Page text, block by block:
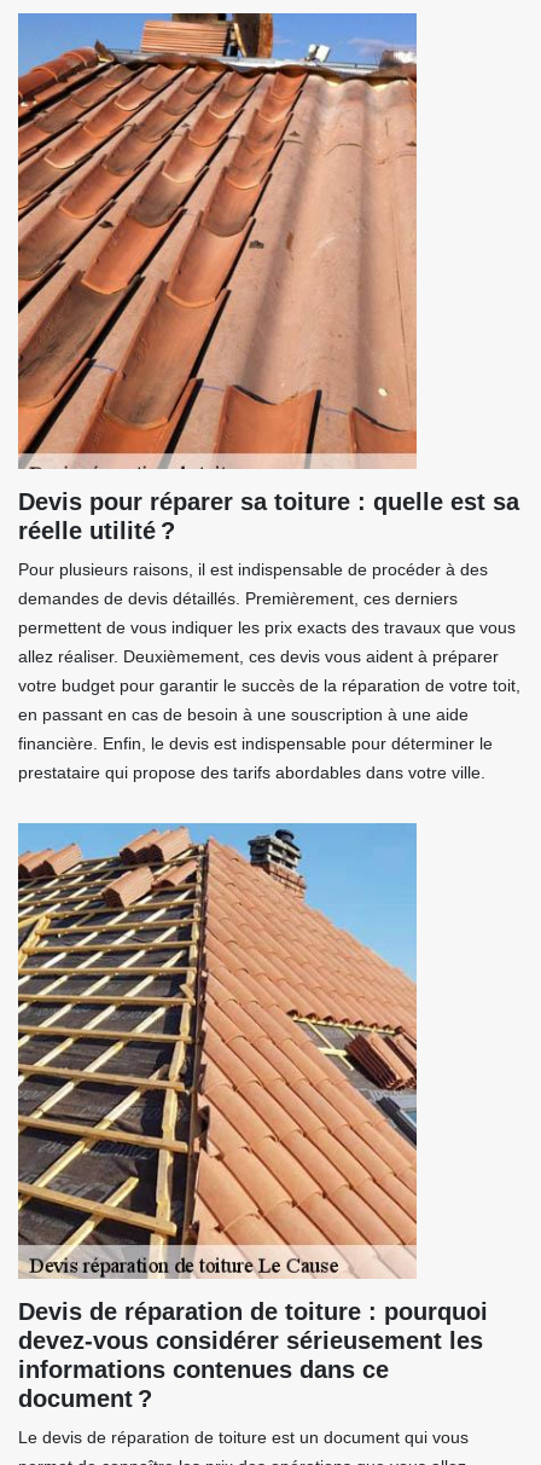
Devis pour réparer sa toiture : quelle est sa
réelle utilité ?
Pour plusieurs raisons, il est indispensable de procéder à des
demandes de devis détaillés. Premièrement, ces derniers
permettent de vous indiquer les prix exacts des travaux que vous
allez réaliser. Deuxièmement, ces devis vous aident à préparer
votre budget pour garantir le succès de la réparation de votre toit,
en passant en cas de besoin à une souscription à une aide
financière. Enfin, le devis est indispensable pour déterminer le
prestataire qui propose des tarifs abordables dans votre ville.
Devis de réparation de toiture : pourquoi
devez-vous considérer sérieusement les
informations contenues dans ce
document ?
Le devis de réparation de toiture est un document qui vous